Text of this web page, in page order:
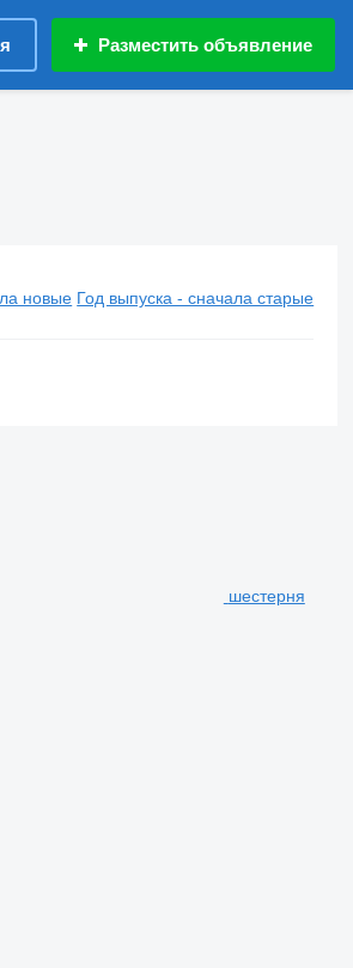
Разместить объявление
новые Год выпуска - сначала старые
шестерня